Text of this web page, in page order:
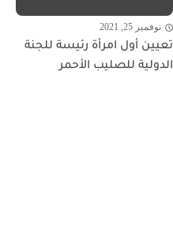
نوفمبر 25, 2021
تعيين أول امرأة رئيسة للجنة
الدولية للصليب الأحمر